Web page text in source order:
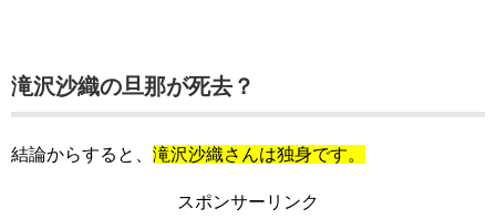
滝沢沙織の旦那が死去？
結論からすると、 滝沢沙織さんは独身です。
スポンサーリンク